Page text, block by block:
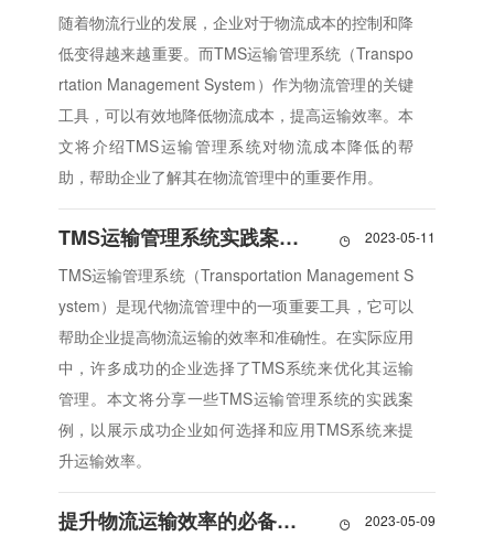
随着物流行业的发展，企业对于物流成本的控制和降
低变得越来越重要。而TMS运输管理系统（Transpo
rtation Management System）作为物流管理的关键
工具，可以有效地降低物流成本，提高运输效率。本
文将介绍TMS运输管理系统对物流成本降低的帮
助，帮助企业了解其在物流管理中的重要作用。
TMS运输管理系统实践案例分享：成功企业的选择 2023-05-11
TMS运输管理系统（Transportation Management S
ystem）是现代物流管理中的一项重要工具，它可以
帮助企业提高物流运输的效率和准确性。在实际应用
中，许多成功的企业选择了TMS系统来优化其运输
管理。本文将分享一些TMS运输管理系统的实践案
例，以展示成功企业如何选择和应用TMS系统来提
升运输效率。
提升物流运输效率的必备工具：TMS运输管理系统 2023-05-09